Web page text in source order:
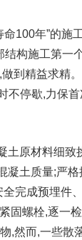
100年”的施
结构施工第一
到精益求精
不停歇,力保
土原材料细致
凝土质量;严
完成预埋件
固螺栓,逐一
,然而,一些散